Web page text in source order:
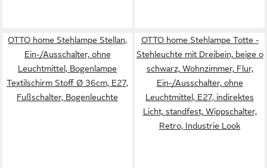
OTTO home Stehlampe Stellan,
Ein-/Ausschalter, ohne
Leuchtmittel, Bogenlampe
Textilschirm Stoff Ø 36cm, E27,
Fußschalter, Bogenleuchte
OTTO home Stehlampe Totte -
Stehleuchte mit Dreibein, beige o
schwarz, Wohnzimmer, Flur,
Ein-/Ausschalter, ohne
Leuchtmittel, E27, indirektes
Licht, standfest, Wippschalter,
Retro, Industrie Look